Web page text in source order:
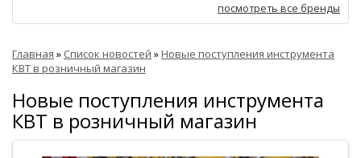
посмотреть все бренды
Главная » Список новостей »Новые поступления инструмента
КВТ в розничный магазин
Новые поступления инструмента
КВТ в розничный магазин